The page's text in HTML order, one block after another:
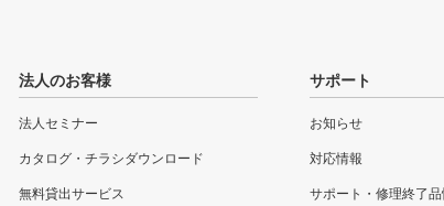
法人のお客様
法人セミナー
カタログ・チラシダウンロード
無料貸出サービス
サポート
お知らせ
対応情報
サポート・修理終了品